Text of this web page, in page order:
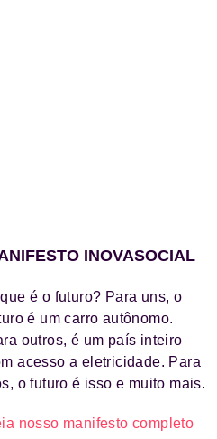
INOVASOCIAL
é o futuro? Para uns, o
é um carro autônomo.
outros, é um país inteiro
acesso a eletricidade. Para
o futuro é isso e muito mais.
nosso manifesto completo